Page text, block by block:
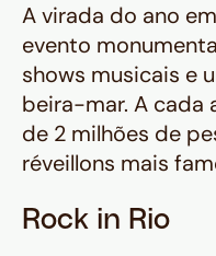
A virada do ano
evento
shows musicais e
beira-mar. A cada
de 2 milhões de
réveillons mais
Rock in Rio